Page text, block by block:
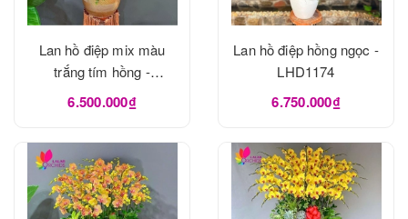
Lan hồ điệp mix màu
trắng tím hồng -
LHD1175
6.500.000₫
Lan hồ điệp hồng ngọc -
LHD1174
6.750.000₫